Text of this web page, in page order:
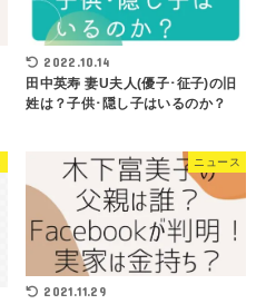
2022.10.14
田中英寿 妻U夫人(優子･征子)の旧
姓は？子供･隠し子はいるのか？
ニュース
2021.11.29